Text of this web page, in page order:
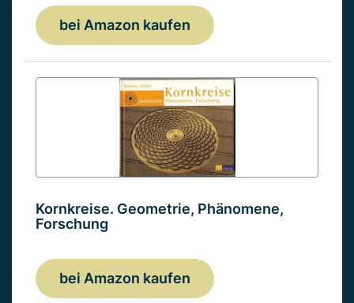
bei Amazon kaufen
Kornkreise. Geometrie, Phänomene,
Forschung
bei Amazon kaufen